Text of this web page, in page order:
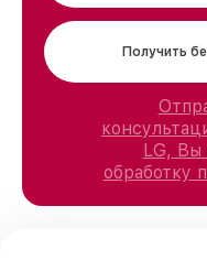
Получить
LG, Вы
обработку